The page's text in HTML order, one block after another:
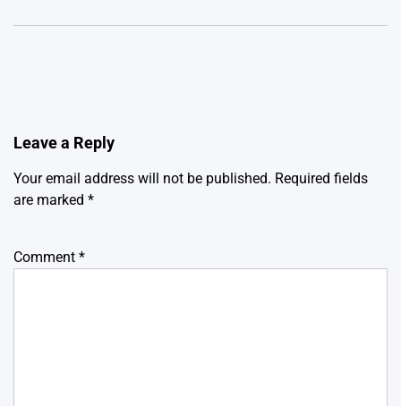
Leave a Reply
Your email address will not be published. Required fields
are marked *
Comment *